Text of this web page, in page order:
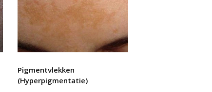
Pigmentvlekken
(Hyperpigmentatie)